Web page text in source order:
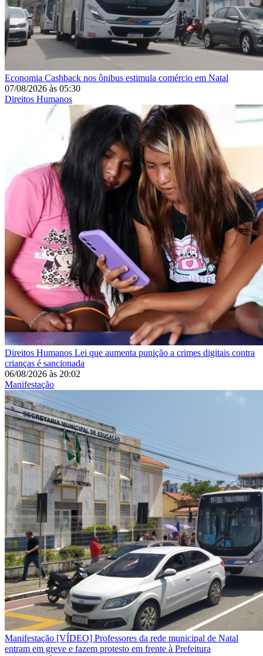
Economia Cashback nos ônibus estimula comércio em Natal
07/08/2026 às 05:30
Direitos Humanos
Direitos Humanos Lei que aumenta punição a crimes digitais contra
crianças é sancionada
06/08/2026 às 20:02
Manifestação
Manifestação [VÍDEO] Professores da rede municipal de Natal
entram em greve e fazem protesto em frente à Prefeitura